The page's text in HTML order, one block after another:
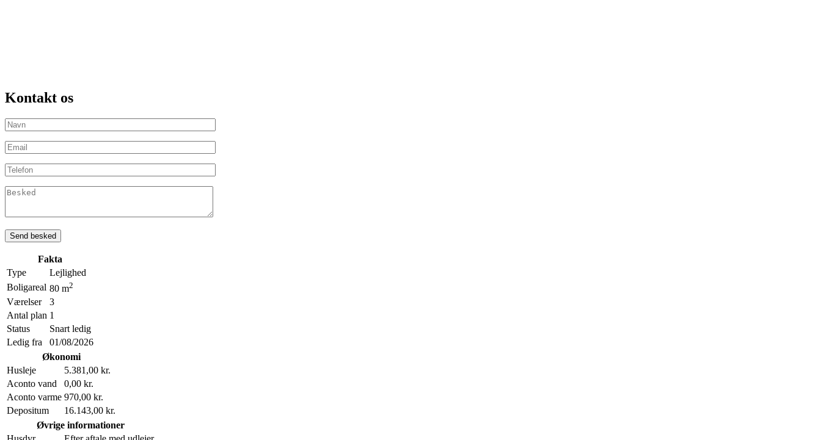
Kontakt os
Fakta
Type
Lejlighed
Boligareal 80 m2
Værelser
3
Antal plan 1
Status
Snart ledig
Ledig fra
01/08/2026
Økonomi
Husleje
5.381,00 kr.
Aconto vand
0,00 kr.
Aconto varme 970,00 kr.
Depositum
16.143,00 kr.
Øvrige informationer